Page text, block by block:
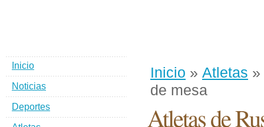
Inicio » Atletas »
de mesa
Atletas de
Inicio
Noticias
Deportes